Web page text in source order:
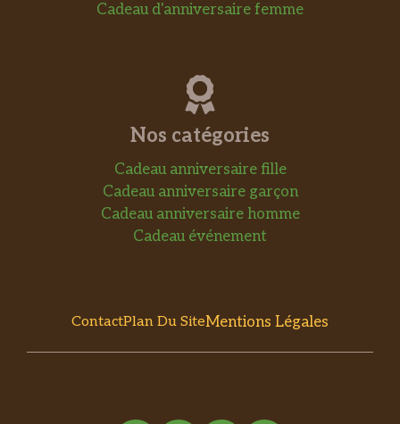
Cadeau d'anniversaire femme
Nos catégories
Cadeau anniversaire fille
Cadeau anniversaire garçon
Cadeau anniversaire homme
Cadeau événement
ContactPlan Du SiteMentions Légales